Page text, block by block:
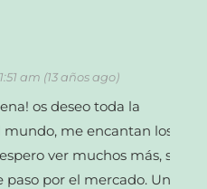
am (13 años ago)
os deseo toda la
mundo, me encantan los
ver muchos más, si
paso por el mercado. Un